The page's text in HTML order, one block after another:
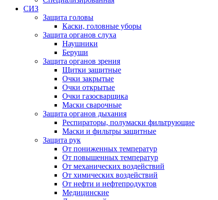
СИЗ
Защита головы
Каски, головные уборы
Защита органов слуха
Наушники
Беруши
Защита органов зрения
Щитки защитные
Очки закрытые
Очки открытые
Очки газосварщика
Маски сварочные
Защита органов дыхания
Респираторы, полумаски фильтрующие
Маски и фильтры защитные
Защита рук
От пониженных температур
От повышенных температур
От механических воздействий
От химических воздействий
От нефти и нефтепродуктов
Медицинские